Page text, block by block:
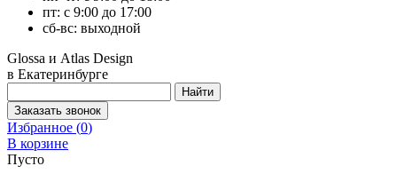
пт: с 9:00 до 17:00
сб-вс: выходной
Glossa и Atlas Design
в Екатеринбурге
Избранное (0)
В корзине
Пусто